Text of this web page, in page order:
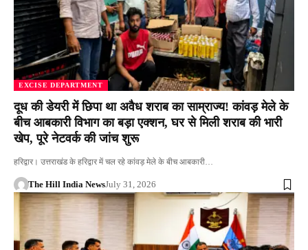
EXCISE DEPARTMENT
दूध की डेयरी में छिपा था अवैध शराब का साम्राज्य! कांवड़ मेले के
बीच आबकारी विभाग का बड़ा एक्शन, घर से मिली शराब की भारी
खेप, पूरे नेटवर्क की जांच शुरू
हरिद्वार। उत्तराखंड के हरिद्वार में चल रहे कांवड़ मेले के बीच आबकारी…
The Hill India NewsJuly 31, 2026